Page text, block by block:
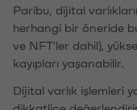
Paribu, dijital
herhangi bir öneride
ve NFT'ler dahil),
kayıpları yaşanabilir.
Dijital varlık işlemleri